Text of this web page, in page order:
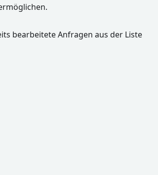
bearbeitete Anfragen aus der Liste